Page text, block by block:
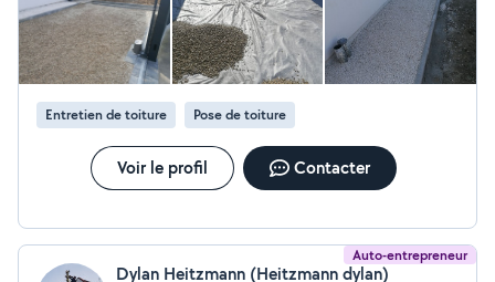
Entretien de toiture Pose de toiture
Voir le profil Contacter
Auto-entrepreneur
Dylan Heitzmann (Heitzmann dylan)